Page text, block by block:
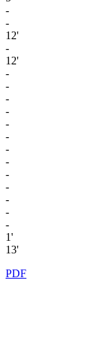
-
-
12'
-
12'
-
-
-
-
-
-
-
-
-
-
-
-
-
1'
13'
PDF